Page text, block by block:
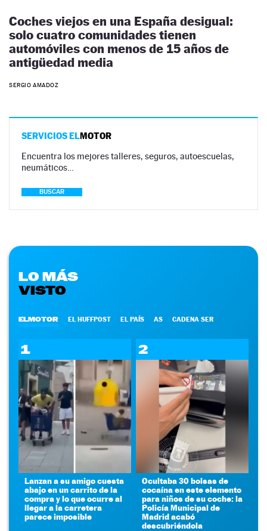
Coches viejos en una España desigual:
solo cuatro comunidades tienen
automóviles con menos de 15 años de
antigüedad media
SERGIO AMADOZ
SERVICIOS ELMOTOR
Encuentra los mejores talleres, seguros, autoescuelas,
neumáticos…
BUSCAR
LO MÁS
VISTO
ELMOTOR EL HUFFPOST EL PAÍS AS CADENA SER
1
Lanzan a su amigo cuesta
abajo en un carrito de la
compra y lo que ocurre al
llegar a la carretera
parece imposible
2
Ocultaba 30 bolsas de
cocaína en este elemento
para niños de su coche: la
Policía Municipal de
Madrid acabó
descubriéndola